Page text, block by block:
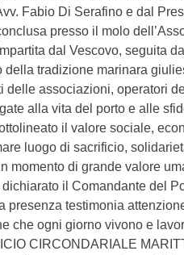
Fabio Di Serafino e dal
presso il molo
dal Vescovo, seguita
della tradizione marinara
delle associazioni, operatori
alla vita del porto e alle
il valore sociale,
luogo di sacrificio,
momento di grande valore
dichiarato il Comandante del
presenza testimonia
che ogni giorno vivono e
CIRCONDARIALE